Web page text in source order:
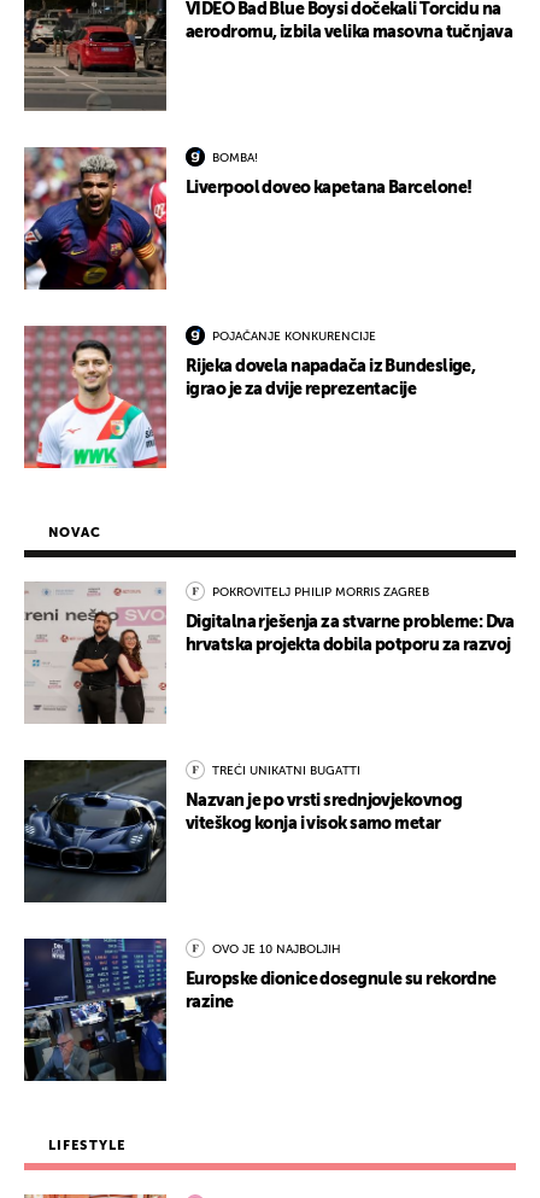
VIDEO Bad Blue Boysi dočekali Torcidu na
aerodromu, izbila velika masovna tučnjava
BOMBA!
Liverpool doveo kapetana Barcelone!
POJAČANJE KONKURENCIJE
Rijeka dovela napadača iz Bundeslige,
igrao je za dvije reprezentacije
NOVAC
POKROVITELJ PHILIP MORRIS ZAGREB
Digitalna rješenja za stvarne probleme: Dva
hrvatska projekta dobila potporu za razvoj
TREĆI UNIKATNI BUGATTI
Nazvan je po vrsti srednjovjekovnog
viteškog konja i visok samo metar
OVO JE 10 NAJBOLJIH
Europske dionice dosegnule su rekordne
razine
LIFESTYLE